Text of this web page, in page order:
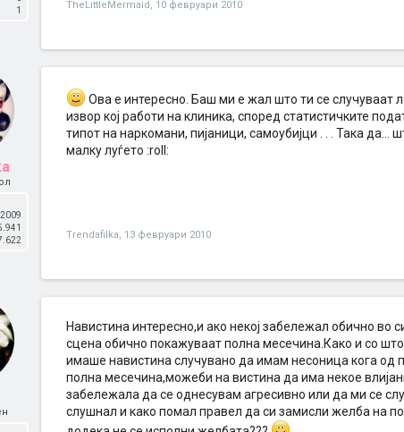
1 TheLittleMermaid, 10 февруари 2010
Ова е интересно. Баш ми е жал што ти се случуваат
извор кој работи на клиника, според статистичките
типот на наркомани, пијаници, самоубијци . . . Така
малку луѓето :roll:
Trendafilka, 13 февруари 2010
Навистина интересно,и ако некој забележал обично во
сцена обично покажуваат полна месечина.Како и со
имаше навистина случувано да имам несоница кога од
полна месечина,можеби на вистина да има некое
забележала да се однесувам агресивно или да ми се
слушнал и како помал правел да си замисли желба на